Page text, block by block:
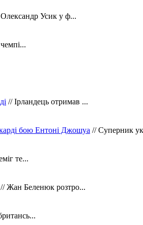
Усик у ф...
// Ірландець отримав ...
бою Ентоні Джошуа // Суперник
те...
// Жан Беленюк розтро...